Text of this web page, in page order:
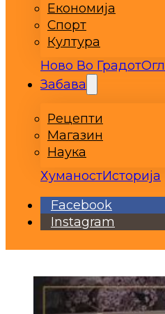
Економија
Спорт
Култура
Ново Во Градот
Забава
Рецепти
Магазин
Наука
ХуманостИсторија
Facebook
Instagram